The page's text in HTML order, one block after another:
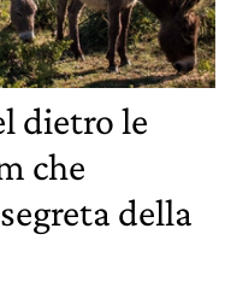
dietro le
che
della